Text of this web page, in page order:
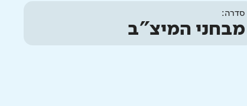
סדרה:
מבחני המיצ"ב